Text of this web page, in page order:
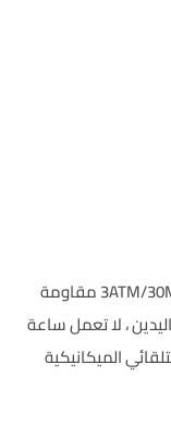
-100% جديد مع العلامة والجودة العالية -3ATM/30M مقاومة
، لا تعمل ساعة
الميكانيكية